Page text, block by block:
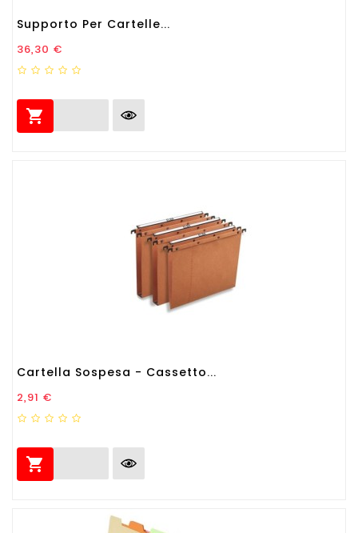
Supporto Per Cartelle...
Prezzo
36,30 €

Cartella Sospesa - Cassetto...
Prezzo
2,91 €
